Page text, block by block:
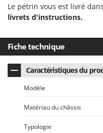
Skil
Smeg
Snapper
Solidur
Spice Electronics
Spiralmac
Spring Protezione
Le pétrin vous est livré
livrets d'instructions.
Fiche technique
Caractéristiques du
Modèle
Matériau du châssis
Typologie